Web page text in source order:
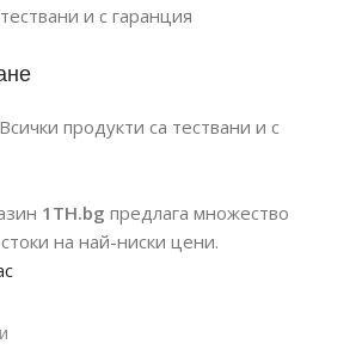
и с гаранция
продукти са тествани и с
1TH.bg предлага множество
на най-ниски цени.